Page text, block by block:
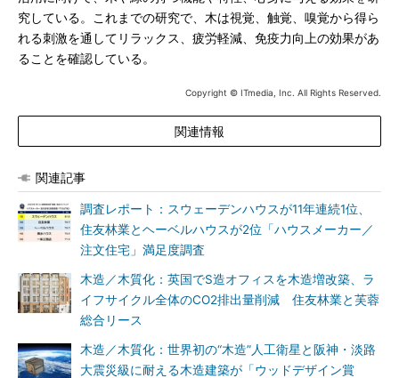
究している。これまでの研究で、木は視覚、触覚、嗅覚から得ら
れる刺激を通してリラックス、疲労軽減、免疫力向上の効果があ
ることを確認している。
Copyright © ITmedia, Inc. All Rights Reserved.
関連情報
関連記事
調査レポート：スウェーデンハウスが11年連続1位、
住友林業とヘーベルハウスが2位「ハウスメーカー／
注文住宅」満足度調査
木造／木質化：英国でS造オフィスを木造増改築、ラ
イフサイクル全体のCO2排出量削減 住友林業と芙蓉
総合リース
木造／木質化：世界初の“木造”人工衛星と阪神・淡路
大震災級に耐える木造建築が「ウッドデザイン賞